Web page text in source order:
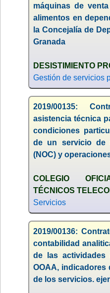
máquinas de
alimentos en
la Concejalía de
Granada
DESISTIMIENTO
Gestión de servicios
2019/00135:
asistencia técnica
condiciones
de un servicio de
(NOC) y
COLEGIO
TÉCNICOS
Servicios
2019/00136:
contabilidad
de las actividades
OOAA, indicadores
de los servicios.